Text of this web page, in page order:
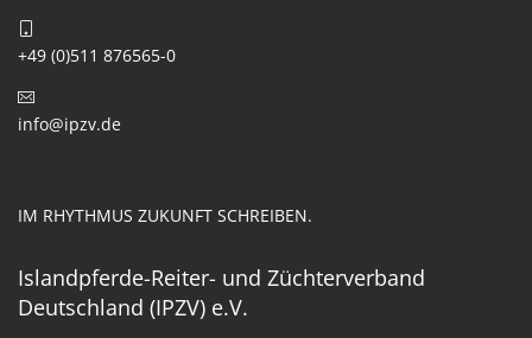
+49 (0)511 876565-0
info@ipzv.de
IM RHYTHMUS ZUKUNFT SCHREIBEN.
Islandpferde-Reiter- und Züchterverband
Deutschland (IPZV) e.V.